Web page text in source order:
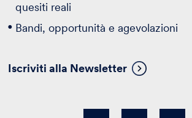
quesiti reali
Bandi, opportunità e agevolazioni
Iscriviti alla Newsletter